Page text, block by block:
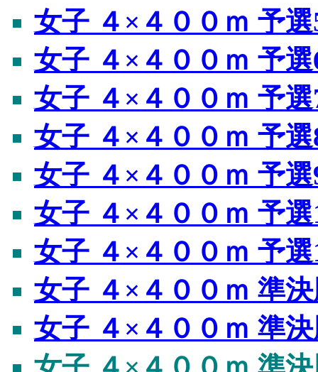
女子 ４×４００ｍ 予
女子 ４×４００ｍ 予
女子 ４×４００ｍ 予
女子 ４×４００ｍ 予
女子 ４×４００ｍ 予
女子 ４×４００ｍ 予
女子 ４×４００ｍ 予
女子 ４×４００ｍ 準
女子 ４×４００ｍ 準